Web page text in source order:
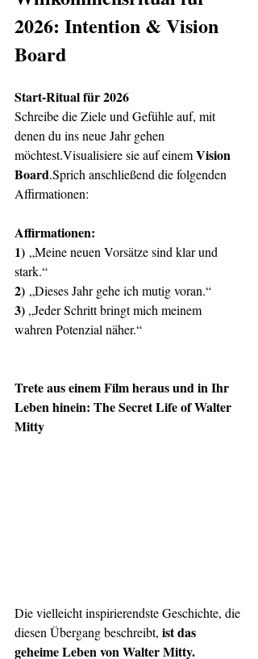
2026: Intention & Vision
Board
Start-Ritual für 2026
Schreibe die Ziele und Gefühle auf, mit
denen du ins neue Jahr gehen
möchtest.Visualisiere sie auf einem Vision
Board.Sprich anschließend die folgenden
Affirmationen:
Affirmationen:
1) „Meine neuen Vorsätze sind klar und
stark.“
2) „Dieses Jahr gehe ich mutig voran.“
3) „Jeder Schritt bringt mich meinem
wahren Potenzial näher.“
Trete aus einem Film heraus und in Ihr
Leben hinein: The Secret Life of Walter
Mitty
Die vielleicht inspirierendste Geschichte, die
diesen Übergang beschreibt, ist das
geheime Leben von Walter Mitty.